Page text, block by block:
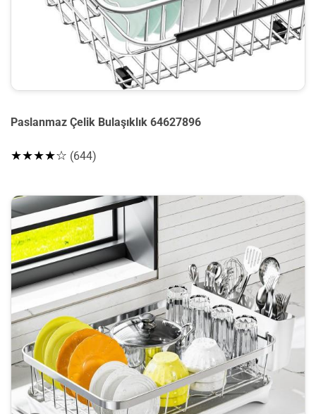
Paslanmaz Çelik Bulaşıklık 64627896
★★★★☆ (644)